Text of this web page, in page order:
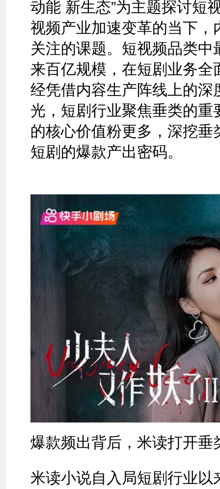
动能 新生态”为主题探讨短
视频产业加速变革的当下
关注的课题。短视频品类
来百亿规模，在短剧业务
经凭借内容生产阵线上的
光，短剧行业聚焦垂类的
的核心价值粉更多，深挖
短剧的爆款产出密码。
爆款频出背后，米读打开垂
米读小说自入局短剧行业